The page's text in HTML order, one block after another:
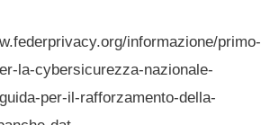
informazione/primo-
la-cybersicurezza-nazionale-
per-il-rafforzamento-della-